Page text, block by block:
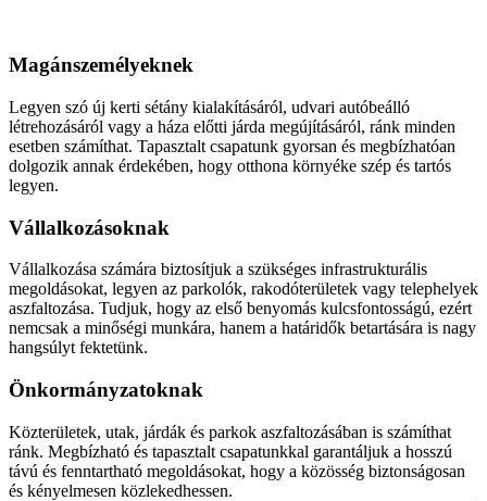
Magánszemélyeknek
Legyen szó új kerti sétány kialakításáról, udvari autóbeálló
létrehozásáról vagy a háza előtti járda megújításáról, ránk minden
esetben számíthat. Tapasztalt csapatunk gyorsan és megbízhatóan
dolgozik annak érdekében, hogy otthona környéke szép és tartós
legyen.
Vállalkozásoknak
Vállalkozása számára biztosítjuk a szükséges infrastrukturális
megoldásokat, legyen az parkolók, rakodóterületek vagy telephelyek
aszfaltozása. Tudjuk, hogy az első benyomás kulcsfontosságú, ezért
nemcsak a minőségi munkára, hanem a határidők betartására is nagy
hangsúlyt fektetünk.
Önkormányzatoknak
Közterületek, utak, járdák és parkok aszfaltozásában is számíthat
ránk. Megbízható és tapasztalt csapatunkkal garantáljuk a hosszú
távú és fenntartható megoldásokat, hogy a közösség biztonságosan
és kényelmesen közlekedhessen.